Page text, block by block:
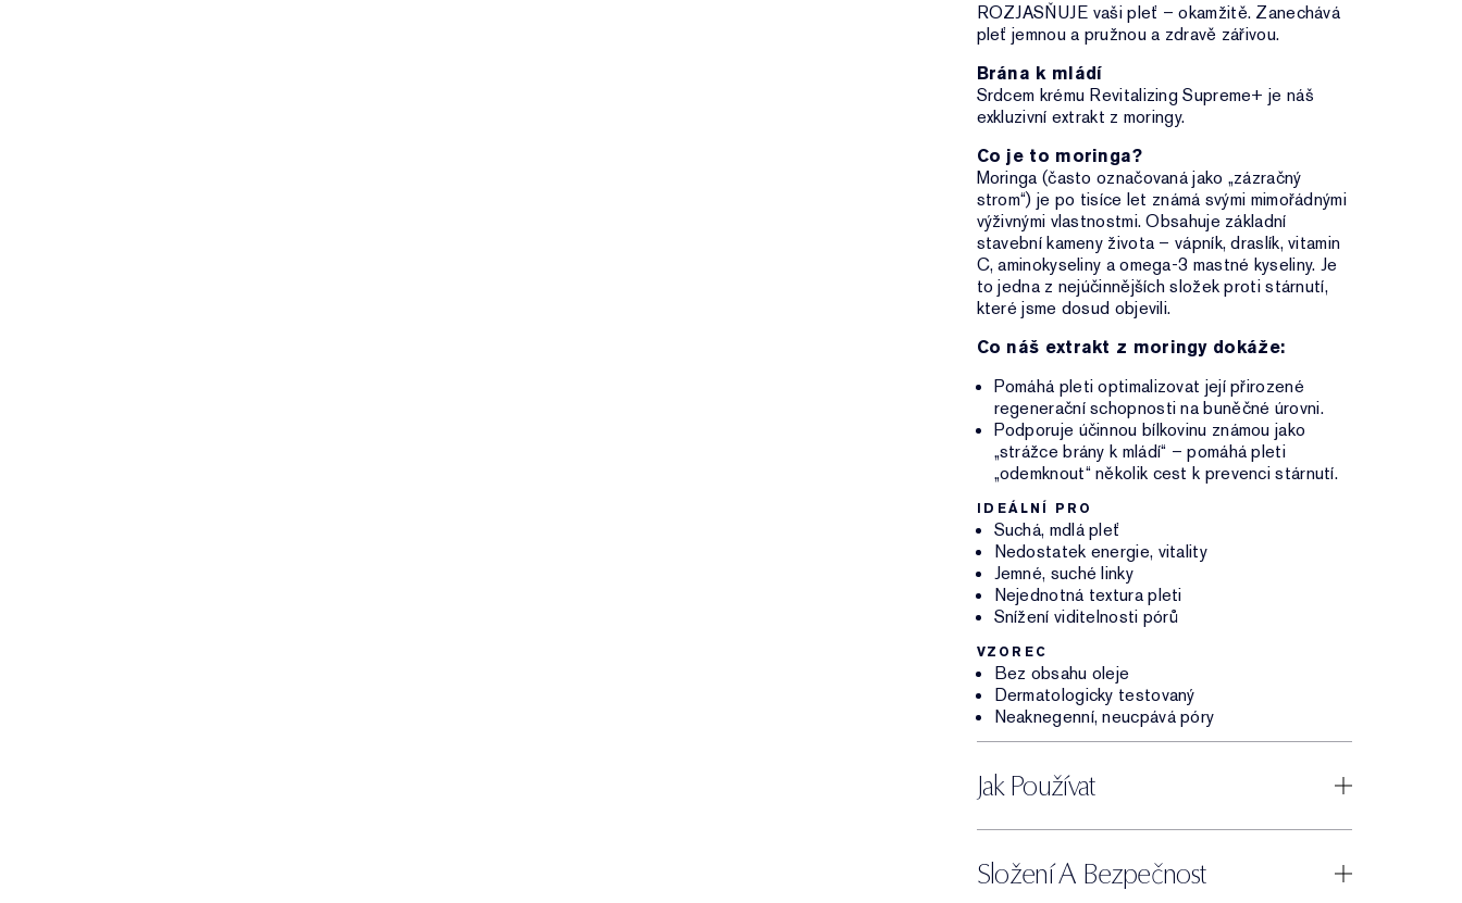
ROZJASŇUJE vaši pleť – okamžitě. Zanechává
pleť jemnou a pružnou a zdravě zářivou.
Brána k mládí
Srdcem krému Revitalizing Supreme+ je náš
exkluzivní extrakt z moringy.
Co je to moringa?
Moringa (často označovaná jako „zázračný
strom“) je po tisíce let známá svými mimořádnými
výživnými vlastnostmi. Obsahuje základní
stavební kameny života – vápník, draslík, vitamin
C, aminokyseliny a omega-3 mastné kyseliny. Je
to jedna z nejúčinnějších složek proti stárnutí,
které jsme dosud objevili.
Co náš extrakt z moringy dokáže:
Pomáhá pleti optimalizovat její přirozené
regenerační schopnosti na buněčné úrovni.
Podporuje účinnou bílkovinu známou jako
„strážce brány k mládí“ – pomáhá pleti
„odemknout“ několik cest k prevenci stárnutí.
IDEÁLNÍ PRO
Suchá, mdlá pleť
Nedostatek energie, vitality
Jemné, suché linky
Nejednotná textura pleti
Snížení viditelnosti pórů
VZOREC
Bez obsahu oleje
Dermatologicky testovaný
Neaknegenní, neucpává póry
Jak Používat
Složení A Bezpečnost